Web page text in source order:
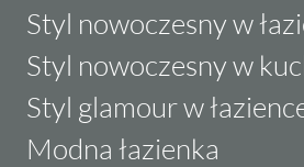
Styl nowoczesny w
Styl nowoczesny w
Styl glamour w
Modna łazienka